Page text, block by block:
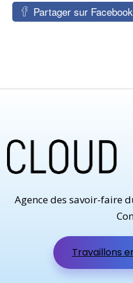
Partager sur Facebook
Agence des savoir-faire
Travaillons